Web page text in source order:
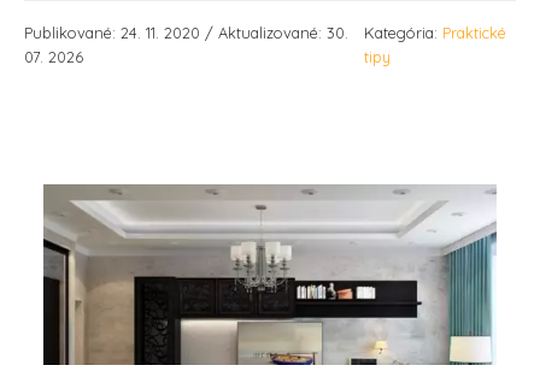
Publikované: 24. 11. 2020 / Aktualizované: 30.
07. 2026
Kategória: Praktické
tipy